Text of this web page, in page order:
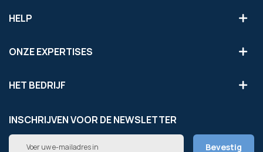
HELP
ONZE EXPERTISES
HET BEDRIJF
INSCHRIJVEN VOOR DE NEWSLETTER
Abonneer
Bevestig